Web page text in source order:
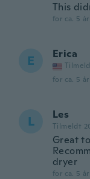
This
for ca. 5
E Erica
for ca. 5
L Les
Tilmeldt
Great
dryer
for ca. 5